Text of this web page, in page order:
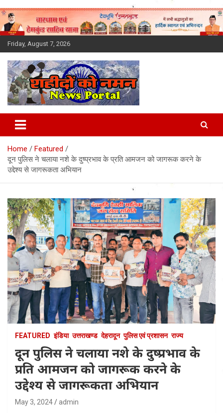
Skip
to
content
Friday, August 7, 2026
Latest News Today, Breaking
News, Uttarakhand News in
Hindi
Home
Featured
दून पुलिस ने चलाया नशे के दुष्प्रभाव के प्रति आमजन को जागरूक करने के
उद्देश्य से जागरूकता अभियान
FEATURED इंडिया उत्तराखण्ड देहरादून पुलिस एवं प्रशासन राज्य
दून पुलिस ने चलाया नशे के दुष्प्रभाव के
प्रति आमजन को जागरूक करने के
उद्देश्य से जागरूकता अभियान
May 3, 2024 admin